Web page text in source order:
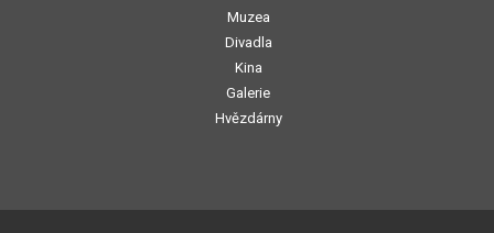
Muzea
Divadla
Kina
Galerie
Hvězdárny